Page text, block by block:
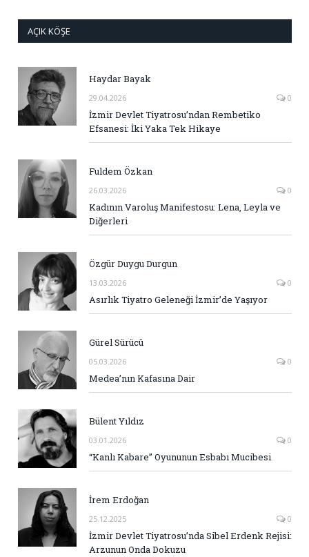
AÇIK KÖŞE
Haydar Bayak
29.04.2026 0
İzmir Devlet Tiyatrosu’ndan Rembetiko
Efsanesi: İki Yaka Tek Hikaye
Fuldem Özkan
26.03.2026 0
Kadının Varoluş Manifestosu: Lena, Leyla ve
Diğerleri
Özgür Duygu Durgun
13.03.2026 0
Asırlık Tiyatro Geleneği İzmir’de Yaşıyor
Gürel Sürücü
05.03.2026 0
Medea’nın Kafasına Dair
Bülent Yıldız
03.01.2026 0
“Kanlı Kabare” Oyununun Esbabı Mucibesi
İrem Erdoğan
25.12.2025 0
İzmir Devlet Tiyatrosu’nda Sibel Erdenk Rejisi:
Arzunun Onda Dokuzu